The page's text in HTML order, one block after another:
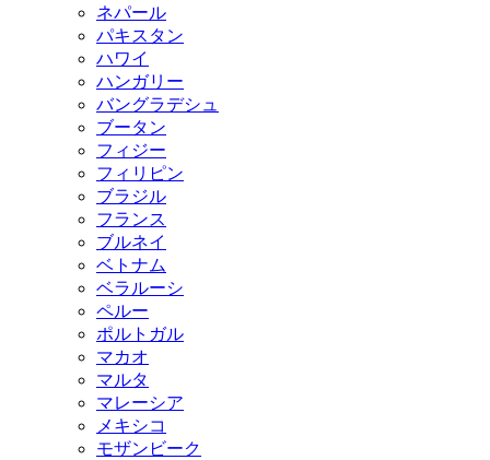
ネパール
パキスタン
ハワイ
ハンガリー
バングラデシュ
ブータン
フィジー
フィリピン
ブラジル
フランス
ブルネイ
ベトナム
ベラルーシ
ペルー
ポルトガル
マカオ
マルタ
マレーシア
メキシコ
モザンビーク